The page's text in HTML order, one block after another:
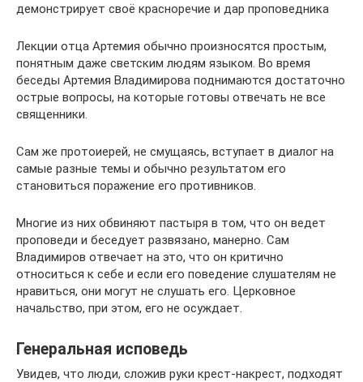
демонстрирует своё красноречие и дар проповедника
Лекции отца Артемия обычно произносятся простым,
понятным даже светским людям языком. Во время
беседы Артемия Владимирова поднимаются достаточно
острые вопросы, на которые готовы отвечать не все
священники.
Сам же протоиерей, не смущаясь, вступает в диалог на
самые разные темы и обычно результатом его
становиться поражение его противников.
Многие из них обвиняют пастыря в том, что он ведет
проповеди и беседует развязано, манерно. Сам
Владимиров отвечает на это, что он критично
относиться к себе и если его поведение слушателям не
нравиться, они могут не слушать его. Церковное
начальство, при этом, его не осуждает.
Генеральная исповедь
Увидев, что люди, сложив руки крест-накрест, подходят